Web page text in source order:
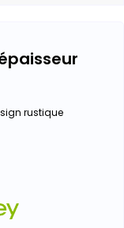
rustique